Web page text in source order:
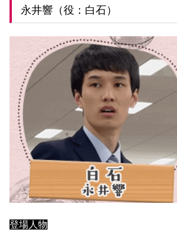
永井響（役：白石）
登場人物